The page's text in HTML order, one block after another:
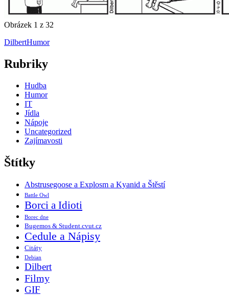
Obrázek 1 z 32
DilbertHumor
Rubriky
Hudba
Humor
IT
Jídla
Nápoje
Uncategorized
Zajímavosti
Štítky
Abstrusegoose a Explosm a Kyanid a Štěstí
Battle Owl
Borci a Idioti
Borec dne
Bugemos & Student.cvut.cz
Cedule a Nápisy
Citáty
Debian
Dilbert
Filmy
GIF